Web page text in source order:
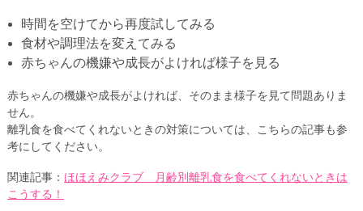
時間を空けてから再度試してみる
食材や調理法を変えてみる
赤ちゃんの機嫌や成長がよければ様子を見る
赤ちゃんの機嫌や成長がよければ、そのまま様子を見て問題ありま
せん。
離乳食を食べてくれないときの対策については、こちらの記事も参
考にしてください。
関連記事： ほほえみクラブ 月齢別離乳食を食べてくれないときは
こうする！